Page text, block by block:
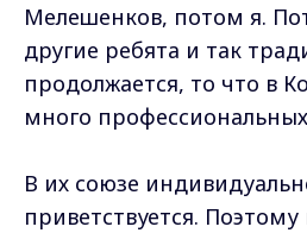
Мелешенков, потом я.
другие ребята и так
продолжается, то что в
много
В их союзе
приветствуется.